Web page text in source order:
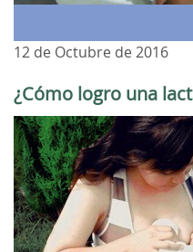
12 de Octubre de 2016
¿Cómo logro una